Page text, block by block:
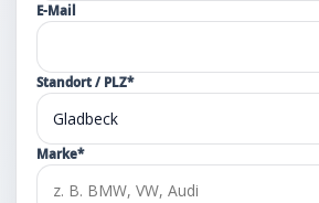
E-Mail
Standort / PLZ*
Marke*